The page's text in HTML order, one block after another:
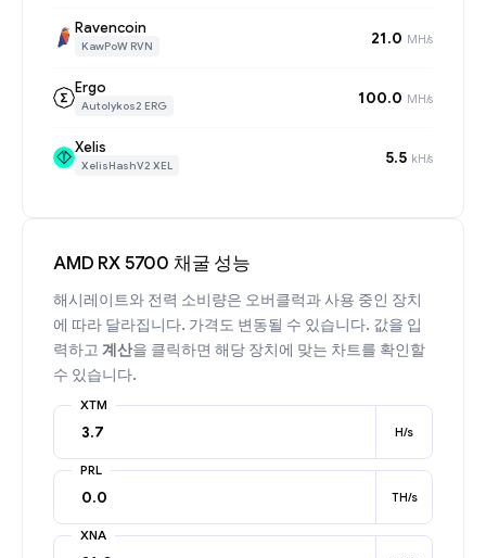
Ravencoin
KawPoW RVN 21.0 MH/s
Ergo
Autolykos2 ERG 100.0 MH/s
Xelis
XelisHashV2 XEL 5.5 kH/s
AMD RX 5700 채굴 성능
해시레이트와 전력 소비량은 오버클럭과 사용 중인 장치
에 따라 달라집니다. 가격도 변동될 수 있습니다. 값을 입
력하고 계산을 클릭하면 해당 장치에 맞는 차트를 확인할
수 있습니다.
XTM
H/s
PRL
TH/s
XNA